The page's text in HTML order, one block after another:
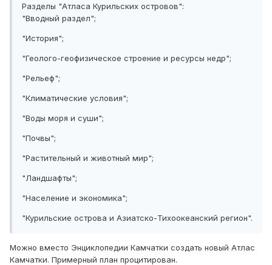
Разделы "Атласа Курильских островов":
"Вводный раздел";
"История";
"Геолого-геофизическое строение и ресурсы недр";
"Рельеф";
"Климатические условия";
"Воды моря и суши";
"Почвы";
"Растительный и животный мир";
"Ландшафты";
"Население и экономика";
"Курильские острова и Азиатско-Тихоокеанский регион".
Можно вместо Энциклопедии Камчатки создать новый Атлас
Камчатки. Примерный план процитирован.